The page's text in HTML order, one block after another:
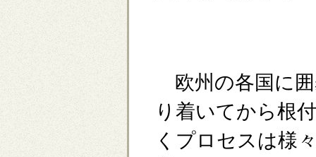
欧州の各国に
り着いてから根
くプロセスは様